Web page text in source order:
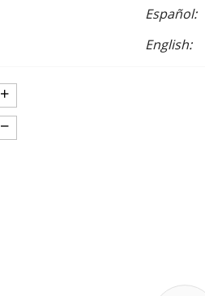
Español
English
+
−